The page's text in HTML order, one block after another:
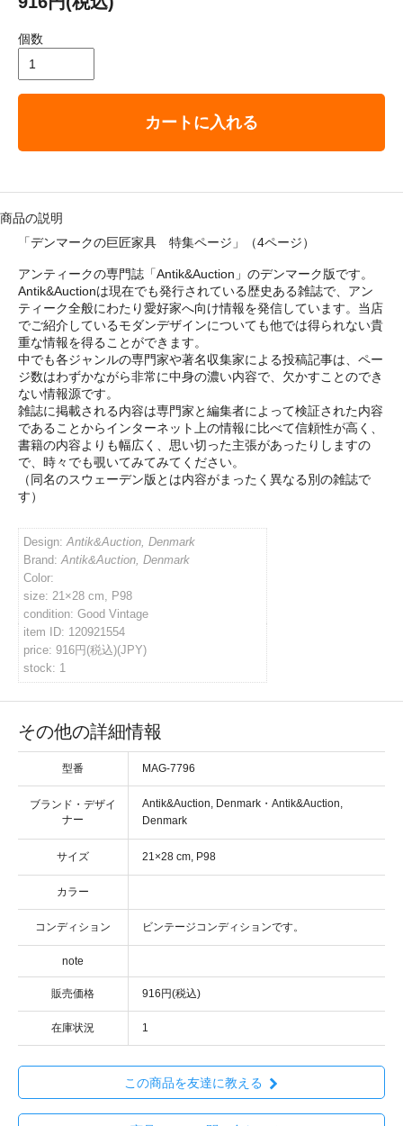
個数
カートに入れる
商品の説明
「デンマークの巨匠家具 特集ページ」
（4ページ）
アンティークの専門誌「Antik&Auction」のデンマーク版です。
Antik&Auctionは現在でも発行されている歴史ある雑誌で、アン
ティーク全般にわたり愛好家へ向け情報を発信しています。当店
でご紹介しているモダンデザインについても他では得られない貴
重な情報を得ることができます。
中でも各ジャンルの専門家や著名収集家による投稿記事は、ペー
ジ数はわずかながら非常に中身の濃い内容で、欠かすことのでき
ない情報源です。
雑誌に掲載される内容は専門家と編集者によって検証された内容
であることからインターネット上の情報に比べて信頼性が高く、
書籍の内容よりも幅広く、思い切った主張があったりしますの
で、時々でも覗いてみてみてください。
（同名のスウェーデン版とは内容がまったく異なる別の雑誌で
す）
Design: Antik&Auction, Denmark
Brand: Antik&Auction, Denmark
Color:
size: 21×28 cm, P98
condition: Good Vintage
item ID: 120921554
price: 916円(税込)(JPY)
stock: 1
その他の詳細情報
型番 MAG-7796
ブランド・デザイ
ナー
・
サイズ
カラー
コンディション
note
販売価格 916円(税込)
在庫状況 1
この商品を友達に教える
ホーム＆インテリア
・配送について
バシーポリシー
マガジン
カウント